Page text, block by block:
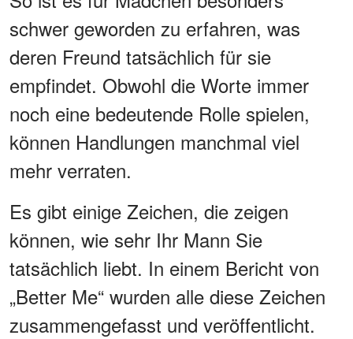
schwer geworden zu erfahren, was
deren Freund tatsächlich für sie
empfindet. Obwohl die Worte immer
noch eine bedeutende Rolle spielen,
können Handlungen manchmal viel
mehr verraten.
Es gibt einige Zeichen, die zeigen
können, wie sehr Ihr Mann Sie
tatsächlich liebt. In einem Bericht von
„Better Me“ wurden alle diese Zeichen
zusammengefasst und veröffentlicht.